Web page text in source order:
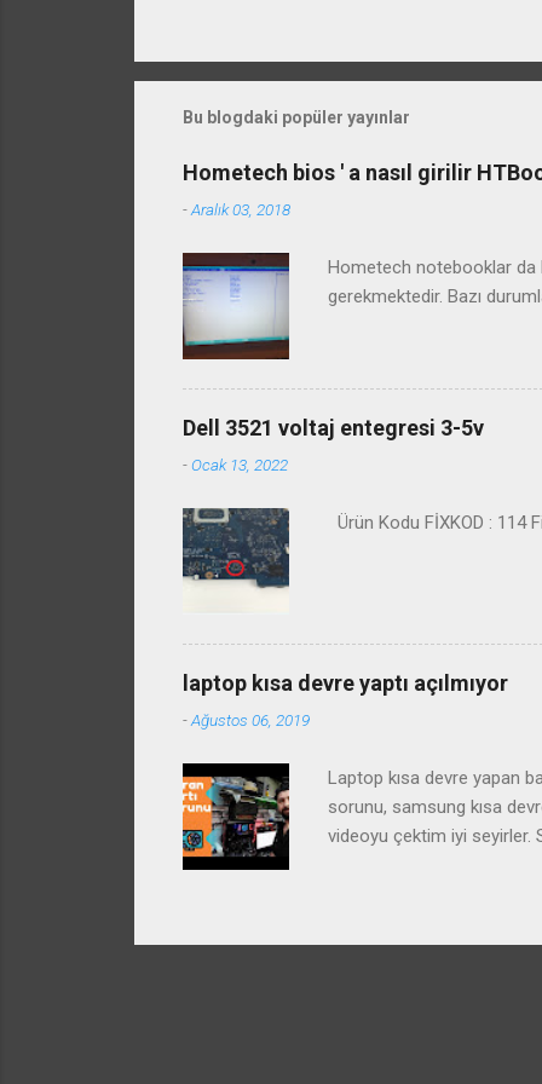
Bu blogdaki popüler yayınlar
Hometech bios ' a nasıl girilir
-Aralık 03, 2018
Hometech notebooklar da
gerekmektedir. Bazı
Dell 3521 voltaj entegresi 3-5v
-Ocak 13, 2022
Ürün Kodu FİXKOD : 114
laptop kısa devre yaptı açılmıyor
-Ağustos 06, 2019
Laptop kısa devre yapan
sorunu, samsung kısa
videoyu çektim iyi seyirler.